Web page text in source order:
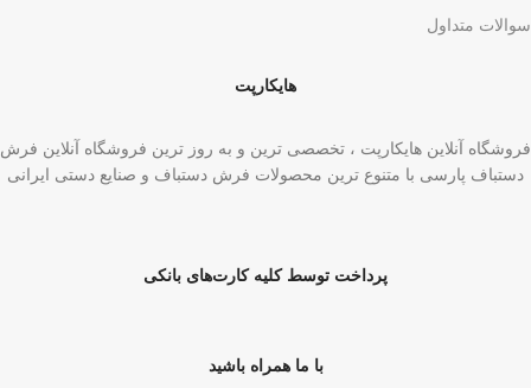
سوالات متداول
هایکارپت
فروشگاه آنلاین هایکارپت ، تخصصی ترین و به روز ترین فروشگاه آنلاین فرش
دستباف پارسی با متنوع ترین محصولات فرش دستباف و صنایع دستی ایرانی
پرداخت توسط کلیه کارت‌های بانکی
با ما همراه باشید